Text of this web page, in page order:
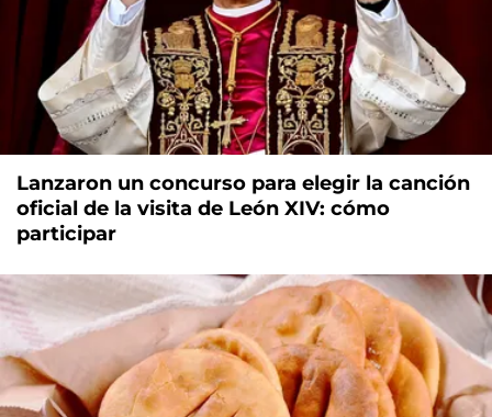
Lanzaron un concurso para elegir la canción
oficial de la visita de León XIV: cómo
participar